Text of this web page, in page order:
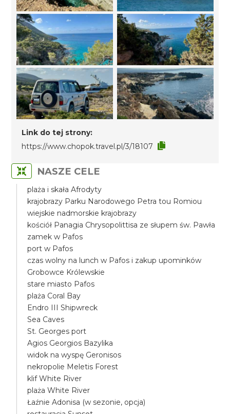
Link do tej strony:
https://www.chopok.travel.pl/3/18107
NASZE CELE
plaża i skała Afrodyty
krajobrazy Parku Narodowego Petra tou Romiou
wiejskie nadmorskie krajobrazy
kościół Panagia Chrysopolittisa ze słupem św. Pawła
zamek w Pafos
port w Pafos
czas wolny na lunch w Pafos i zakup upominków
Grobowce Królewskie
stare miasto Pafos
plaża Coral Bay
Endro III Shipwreck
Sea Caves
St. Georges port
Agios Georgios Bazylika
widok na wyspę Geronisos
nekropolie Meletis Forest
klif White River
plaża White River
Łaźnie Adonisa (w sezonie, opcja)